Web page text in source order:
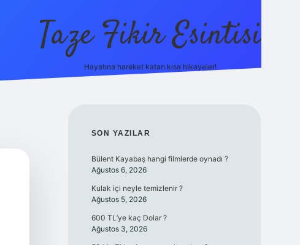
Taze Fikir Esintisi
Hayatına hareket katan kısa hikayeler!
SIDEBAR
SON YAZILAR
Bülent Kayabaş hangi filmlerde oynadı ?
Ağustos 6, 2026
Kulak içi neyle temizlenir ?
Ağustos 5, 2026
600 TL’ye kaç Dolar ?
Ağustos 3, 2026